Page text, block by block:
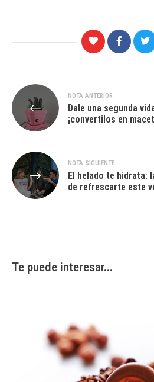
Navegación
de
entradas
NOTA ANTERIOR
Dale una segunda
¡convertilos en
NOTA SIGUIENTE
El helado te hidrata:
de refrescarte este
Te puede interesar...